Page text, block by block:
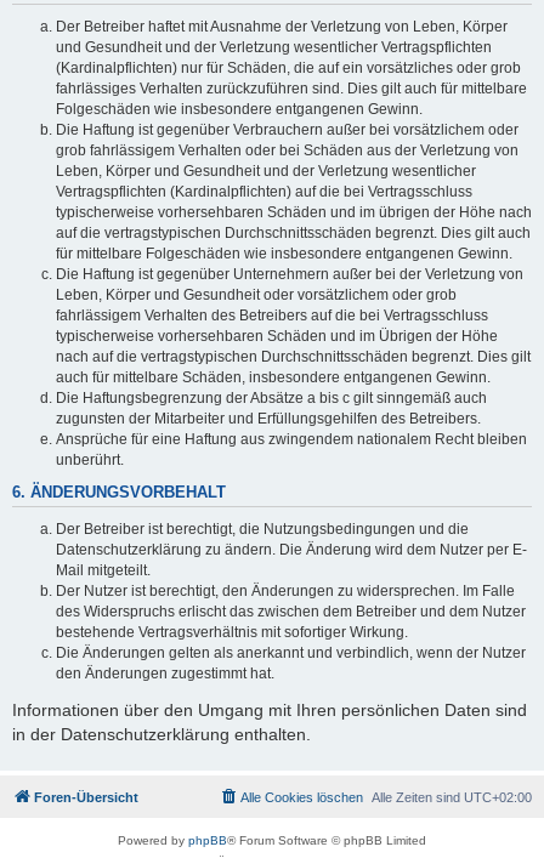
Der Betreiber haftet mit Ausnahme der Verletzung von Leben, Körper
und Gesundheit und der Verletzung wesentlicher Vertragspflichten
(Kardinalpflichten) nur für Schäden, die auf ein vorsätzliches oder grob
fahrlässiges Verhalten zurückzuführen sind. Dies gilt auch für mittelbare
Folgeschäden wie insbesondere entgangenen Gewinn.
Die Haftung ist gegenüber Verbrauchern außer bei vorsätzlichem oder
grob fahrlässigem Verhalten oder bei Schäden aus der Verletzung von
Leben, Körper und Gesundheit und der Verletzung wesentlicher
Vertragspflichten (Kardinalpflichten) auf die bei Vertragsschluss
typischerweise vorhersehbaren Schäden und im übrigen der Höhe nach
auf die vertragstypischen Durchschnittsschäden begrenzt. Dies gilt auch
für mittelbare Folgeschäden wie insbesondere entgangenen Gewinn.
Die Haftung ist gegenüber Unternehmern außer bei der Verletzung von
Leben, Körper und Gesundheit oder vorsätzlichem oder grob
fahrlässigem Verhalten des Betreibers auf die bei Vertragsschluss
typischerweise vorhersehbaren Schäden und im Übrigen der Höhe
nach auf die vertragstypischen Durchschnittsschäden begrenzt. Dies gilt
auch für mittelbare Schäden, insbesondere entgangenen Gewinn.
Die Haftungsbegrenzung der Absätze a bis c gilt sinngemäß auch
zugunsten der Mitarbeiter und Erfüllungsgehilfen des Betreibers.
Ansprüche für eine Haftung aus zwingendem nationalem Recht bleiben
unberührt.
6. ÄNDERUNGSVORBEHALT
Der Betreiber ist berechtigt, die Nutzungsbedingungen und die
Datenschutzerklärung zu ändern. Die Änderung wird dem Nutzer per E-
Mail mitgeteilt.
Der Nutzer ist berechtigt, den Änderungen zu widersprechen. Im Falle
des Widerspruchs erlischt das zwischen dem Betreiber und dem Nutzer
bestehende Vertragsverhältnis mit sofortiger Wirkung.
Die Änderungen gelten als anerkannt und verbindlich, wenn der Nutzer
den Änderungen zugestimmt hat.
Informationen über den Umgang mit Ihren persönlichen Daten sind
in der Datenschutzerklärung enthalten.
Foren-Übersicht Alle Zeiten sind UTC+02:00
Alle Cookies löschen
Powered by phpBB® Forum Software © phpBB Limited